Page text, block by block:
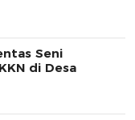
Seni
di Desa